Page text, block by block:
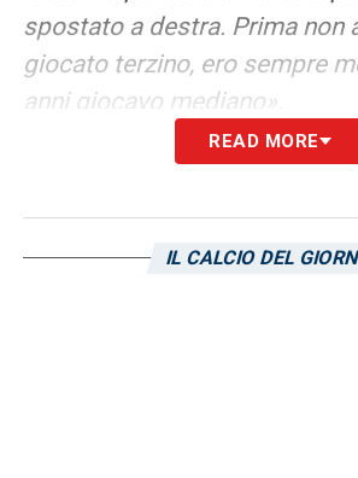
spostato a destra. Prima non
giocato terzino, ero sempre
anni giocavo mediano».
Palestra e la sua nuova
Il racconto diPalestraspiega
READ MORE
IL CALCIO DEL